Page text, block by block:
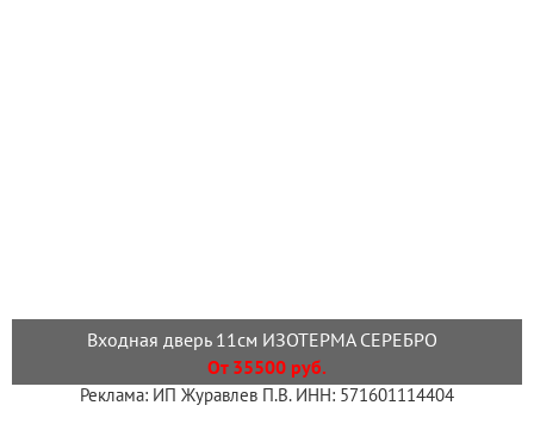
Входная дверь 11см ИЗОТЕРМА СЕРЕБРО
От 35500 руб.
Реклама: ИП Журавлев П.В. ИНН: 571601114404